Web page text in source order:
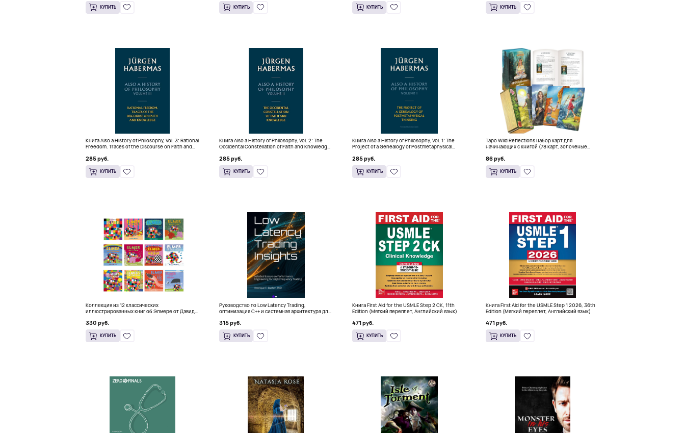
КУПИТЬ КУПИТЬ КУПИТЬ КУПИТЬ
Книга Also a History of Philosophy, Vol. 3: Rational
Freedom. Traces of the Discourse on Faith and
285 руб.
КУПИТЬ
Книга Also a History of Philosophy, Vol. 2: The
Occidental Constellation of Faith and Knowledge
285 руб.
КУПИТЬ
Книга Also a History of Philosophy, Vol. 1: The
Project of a Genealogy of Postmetaphysical
285 руб.
КУПИТЬ
Таро Wild Reflections набор карт для
начинающих с книгой (78 карт, золочёные
86 руб.
КУПИТЬ
Коллекция из 12 классических
иллюстрированных книг об Элмере от Дэвида
330 руб.
КУПИТЬ
Руководство по Low Latency Trading,
оптимизация C++ и системная архитектура для
315 руб.
КУПИТЬ
Книга First Aid for the USMLE Step 2 CK, 11th
Edition (Мягкий переплет, Английский язык)
471 руб.
КУПИТЬ
Книга First Aid for the USMLE Step 1 2026, 36th
Edition (Мягкий переплет, Английский язык)
471 руб.
КУПИТЬ